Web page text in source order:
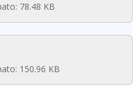
78.48 KB
150.96 KB